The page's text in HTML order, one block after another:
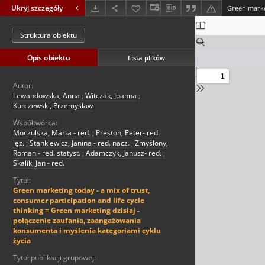
Ukryj szczegóły
Struktura obiektu
Opis obiektu Lista plików
Autor:
Lewandowska, Anna ; Witczak, Joanna ;
Kurczewski, Przemysław
Współtwórca:
Moczulska, Marta - red. ; Preston, Peter- red.
jęz. ; Stankiewicz, Janina - red. nacz. ; Zmyślony,
Roman - red. statyst. ; Adamczyk, Janusz- red. ;
Skalik, Jan - red.
Tytuł:
Green marketing today - a mix of trust,
consumer participation and life cycle
thinking = Green marketing dzisiaj -
połączenie zaufania, zaangażowania
konsumenta i myślenia kategoriami cyklu
życia
Tytuł publikacji grupowej: